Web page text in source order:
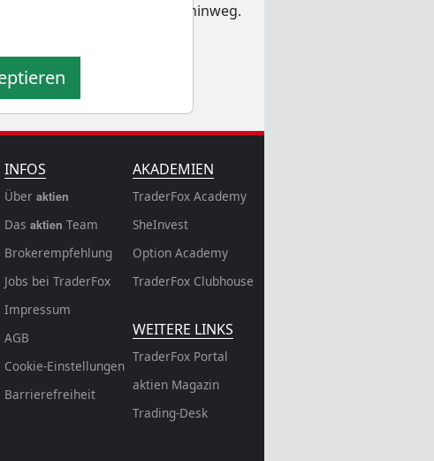
verschiedene Zeiträume hinweg.
INFOS
Über aktien
Das aktien Team
Brokerempfehlung
Jobs bei TraderFox
Impressum
AGB
Cookie-Einstellungen
Barrierefreiheit
AKADEMIEN
TraderFox Academy
SheInvest
Option Academy
TraderFox Clubhouse
WEITERE LINKS
TraderFox Portal
aktien Magazin
Trading-Desk